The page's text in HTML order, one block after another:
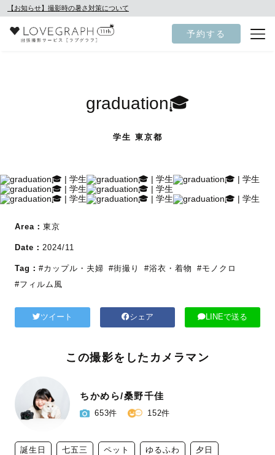
【お知らせ】撮影時の暑さ対策について
予約する
graduation🎓
学生 東京都
Area： 東京
Date： 2024/11
Tag： #カップル・夫婦 #街撮り #浴衣・着物
#モノクロ
#フィルム風
ツイート シェア LINEで送る
この撮影をしたカメラマン
ちかめら/桑野千佳
653件 152件
誕生日 七五三 ペット ゆるふわ 夕日